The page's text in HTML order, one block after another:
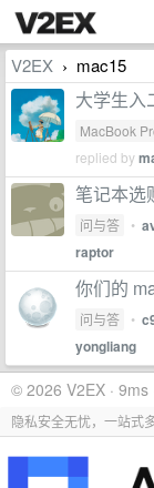
V2EX › mac15
大学生入
MacBook
replied by
笔记本选
问与答 •
raptor
你们的
问与答 •
yongliang
© 2026 V2EX · 9ms
隐私安全无忧，一站式